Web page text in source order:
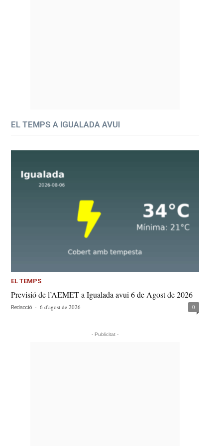
EL TEMPS A IGUALADA AVUI
EL TEMPS
Previsió de l’AEMET a Igualada avui 6 de Agost de 2026
Redacció - 6 d'agost de 2026 0
- Publicitat -